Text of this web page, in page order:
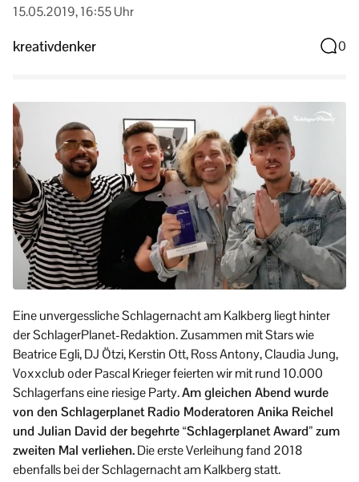
15.05.2019, 16:55 Uhr
kreativdenker 0
Eine unvergessliche Schlagernacht am Kalkberg liegt hinter
der SchlagerPlanet-Redaktion. Zusammen mit Stars wie
Beatrice Egli, DJ Ötzi, Kerstin Ott, Ross Antony, Claudia Jung,
Voxxclub oder Pascal Krieger feierten wir mit rund 10.000
Schlagerfans eine riesige Party.Am gleichen Abend wurde
von den Schlagerplanet Radio Moderatoren Anika Reichel
und Julian David der begehrte “Schlagerplanet Award” zum
zweiten Mal verliehen.Die erste Verleihung fand 2018
ebenfalls bei der Schlagernacht am Kalkberg statt.